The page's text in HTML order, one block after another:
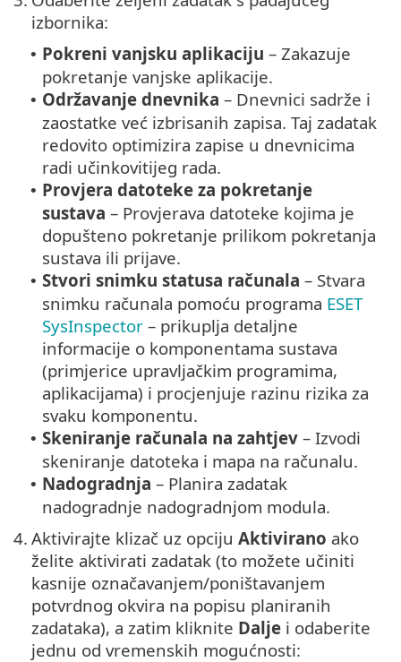
izbornika:
• Pokreni vanjsku aplikaciju – Zakazuje
pokretanje vanjske aplikacije.
• Održavanje dnevnika – Dnevnici sadrže i
zaostatke već izbrisanih zapisa. Taj zadatak
redovito optimizira zapise u dnevnicima
radi učinkovitijeg rada.
• Provjera datoteke za pokretanje
sustava – Provjerava datoteke kojima je
dopušteno pokretanje prilikom pokretanja
sustava ili prijave.
• Stvori snimku statusa računala – Stvara
snimku računala pomoću programa ESET
SysInspector – prikuplja detaljne
informacije o komponentama sustava
(primjerice upravljačkim programima,
aplikacijama) i procjenjuje razinu rizika za
svaku komponentu.
• Skeniranje računala na zahtjev – Izvodi
skeniranje datoteka i mapa na računalu.
• Nadogradnja – Planira zadatak
nadogradnje nadogradnjom modula.
4. Aktivirajte klizač uz opciju Aktivirano ako
želite aktivirati zadatak (to možete učiniti
kasnije označavanjem/poništavanjem
potvrdnog okvira na popisu planiranih
zadataka), a zatim kliknite Dalje i odaberite
jednu od vremenskih mogućnosti: